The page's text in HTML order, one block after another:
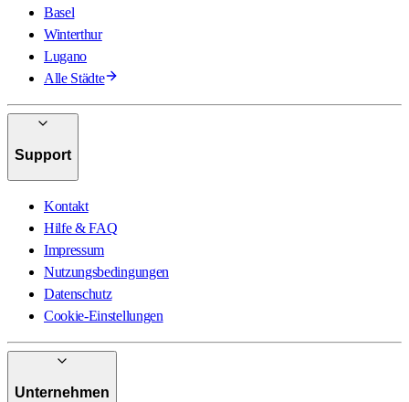
Basel
Winterthur
Lugano
Alle Städte
Support
Kontakt
Hilfe & FAQ
Impressum
Nutzungsbedingungen
Datenschutz
Cookie-Einstellungen
Unternehmen